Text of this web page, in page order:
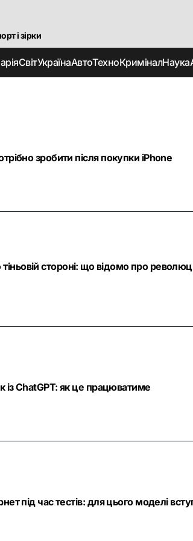
і зірки
СвітУкраїнаАвтоТехноКриміналНаука
зробити після покупки iPhone
стороні: що відомо про
із ChatGPT: як це працюватиме
під час тестів: для цього моделі